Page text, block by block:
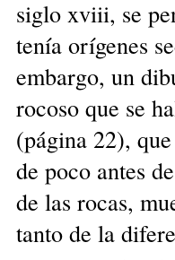
siglo xviii, se
tenía orígenes
embargo, un
rocoso que se
(página 22),
de poco antes
de las rocas,
tanto de la